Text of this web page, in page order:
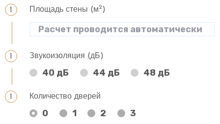
Площадь стены (м2)
Звукоизоляция (дБ)
40 дБ 44 дБ 48 дБ
Количество дверей
0 1 2 3